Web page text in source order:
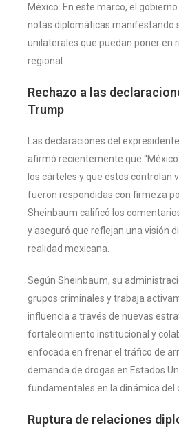
México. En este marco, el
notas diplomáticas manifestando
unilaterales que puedan poner en
regional.
Rechazo a las
Trump
Las declaraciones del
afirmó recientemente que
los cárteles y que estos controlan
fueron respondidas con firmeza
Sheinbaum calificó los
y aseguró que reflejan una visión
realidad mexicana.
Según Sheinbaum, su
grupos criminales y trabaja
influencia a través de nuevas
fortalecimiento institucional y
enfocada en frenar el tráfico de
demanda de drogas en Estados
fundamentales en la dinámica del
Ruptura de relaciones